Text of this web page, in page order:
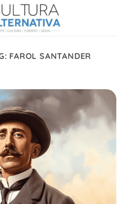
FAROL SANTANDER